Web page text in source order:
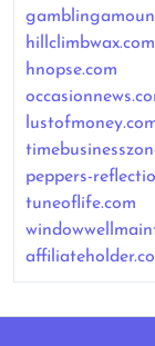
hillclimbwax.com
hnopse.com
peppers-
tuneoflife.com